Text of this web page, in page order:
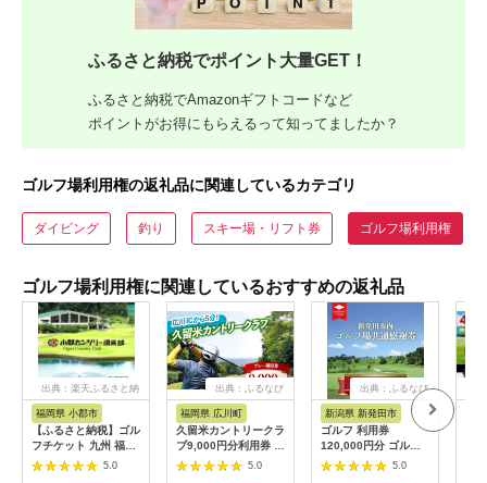
ふるさと納税でポイント大量GET！
ふるさと納税でAmazonギフトコードなど
ポイントがお得にもらえるって知ってましたか？
ゴルフ場利用権の返礼品に関連しているカテゴリ
ダイビング 釣り スキー場・リフト券 ゴルフ場利用権
ゴルフ場利用権に関連しているおすすめの返礼品
出典：楽天ふるさと納
福岡県 小郡市
【ふるさと納税】ゴル
フチケット 九州 福岡
小郡カンツリー倶楽部
ギフト券 9枚 9000円
5.0
出典：ふるなび
福岡県 広川町
久留米カントリークラ
ブ9,000円分利用券 /
ゴルフ[AFAD007]
5.0
出典：ふるなび
新潟県 新発田市
ゴルフ 利用券
120,000円分 ゴルフ
場 ゴルフ ゴルフ ゴル
フ ゴルフ ゴルフ
5.0